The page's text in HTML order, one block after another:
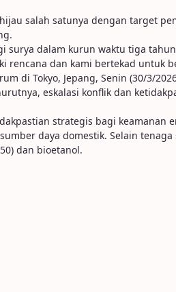
salah satunya dengan target
surya dalam kurun waktu tiga
dan kami bertekad untuk
di Tokyo, Jepang, Senin (30/3/
eskalasi konflik dan
strategis bagi keamanan
daya domestik. Selain
dan bioetanol.